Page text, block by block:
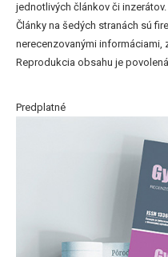
jednotlivých článkov či inzerátov.
Články na šedých stranách sú
nerecenzovanými
Reprodukcia obsahu je
Predplatné